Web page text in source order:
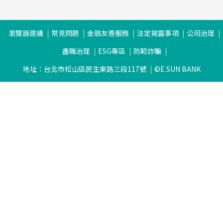
瀏覽器建議 常見問題 金融友善服務 法定揭露事項
公司治理
盡職治理
ESG專區
防範詐騙
地址：台北市松山區民生東路三段117號
©E.SUN BANK